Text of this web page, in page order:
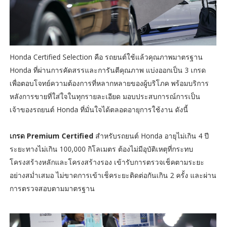
Honda Certified Selection คือ รถยนต์ใช้แล้วคุณภาพมาตรฐาน
Honda ที่ผ่านการคัดสรรและการันตีคุณภาพ แบ่งออกเป็น 3 เกรด
เพื่อตอบโจทย์ความต้องการที่หลากหลายของผู้บริโภค พร้อมบริการ
หลังการขายที่ใส่ใจในทุกรายละเอียด มอบประสบการณ์การเป็น
เจ้าของรถยนต์ Honda ที่มั่นใจได้ตลอดอายุการใช้งาน ดังนี้
เกรด Premium Certified สำหรับรถยนต์ Honda อายุไม่เกิน 4 ปี
ระยะทางไม่เกิน 100,000 กิโลเมตร ต้องไม่มีอุบัติเหตุที่กระทบ
โครงสร้างหลักและโครงสร้างรอง เข้ารับการตรวจเช็คตามระยะ
อย่างสม่ำเสมอ ไม่ขาดการเข้าเช็คระยะติดต่อกันเกิน 2 ครั้ง และผ่าน
การตรวจสอบตามมาตรฐาน